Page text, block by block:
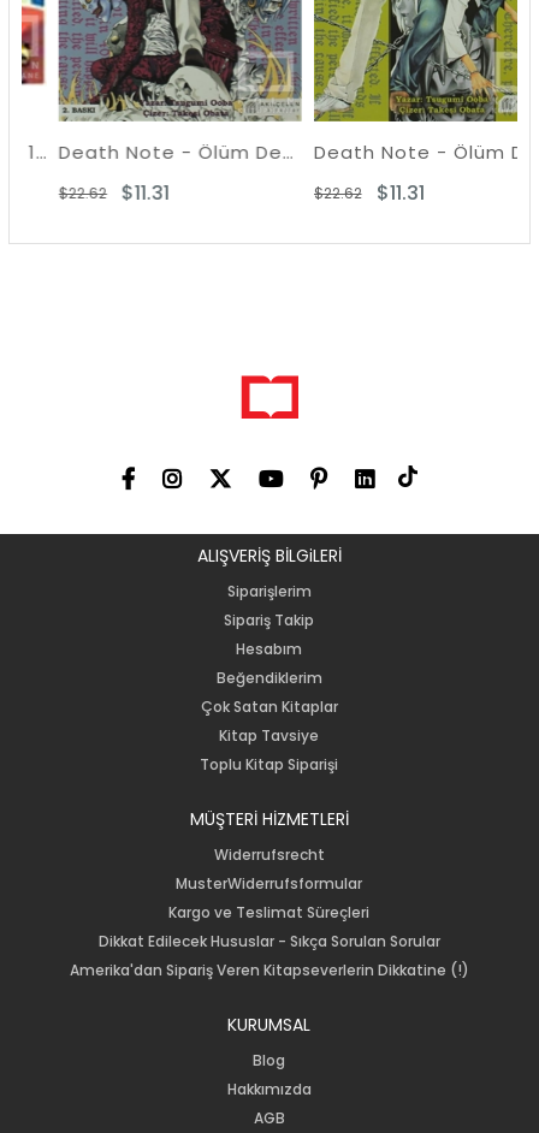
Death Note - Ölüm Defteri 6
$11.31
$22.62
Death Note - Ölüm Defteri 5
$11.31
$22.62
ALIŞVERİŞ BİLGiLERİ
Siparişlerim
Sipariş Takip
Hesabım
Beğendiklerim
Çok Satan Kitaplar
Kitap Tavsiye
Toplu Kitap Siparişi
MÜŞTERİ HİZMETLERİ
Widerrufsrecht
MusterWiderrufsformular
Kargo ve Teslimat Süreçleri
Dikkat Edilecek Hususlar - Sıkça Sorulan Sorular
Amerika'dan Sipariş Veren Kitapseverlerin Dikkatine (!)
KURUMSAL
Blog
Hakkımızda
AGB